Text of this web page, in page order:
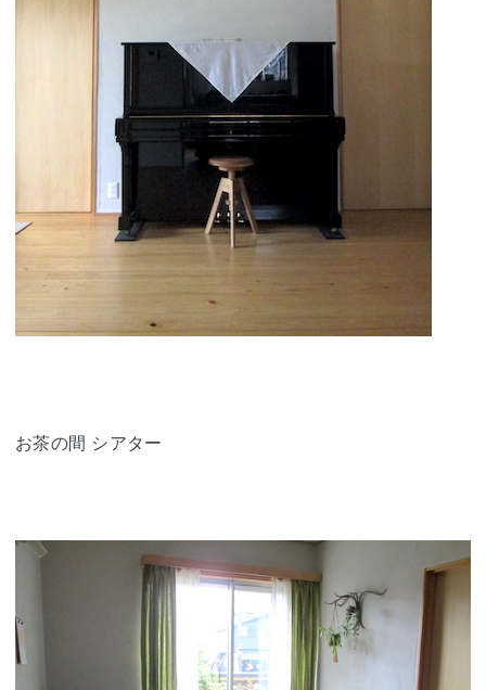
お茶の間 シアター